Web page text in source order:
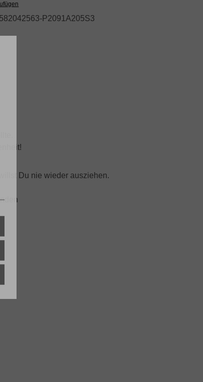
582042563-P2091A205S3
Du nie wieder ausziehen.